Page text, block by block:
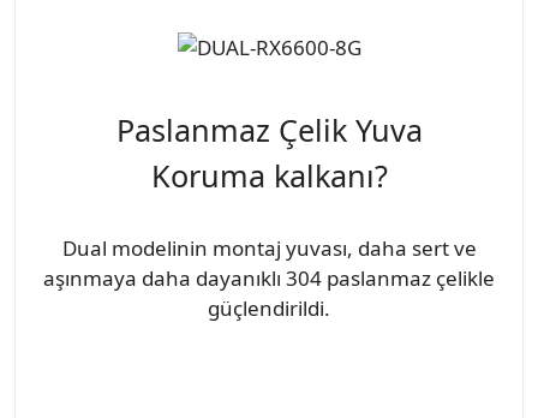
Paslanmaz Çelik Yuva
Koruma kalkanı?
Dual modelinin montaj yuvası, daha sert ve
aşınmaya daha dayanıklı 304 paslanmaz çelikle
güçlendirildi.